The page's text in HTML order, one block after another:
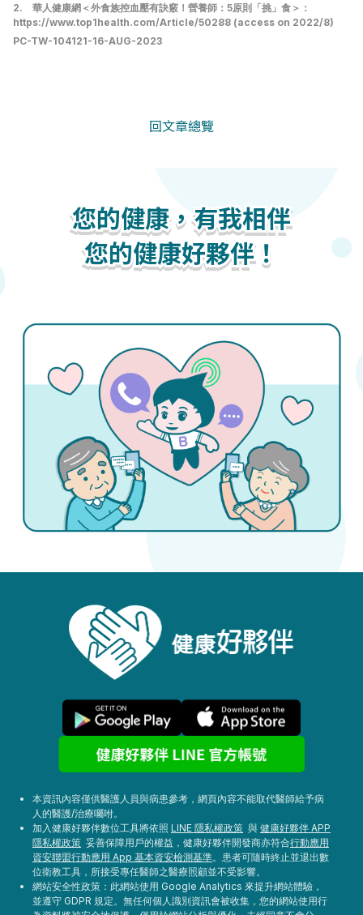
2. 華人健康網＜外食族控血壓有訣竅！營養師：5原則「挑」食＞：
https://www.top1health.com/Article/50288 (access on 2022/8)
PC-TW-104121-16-AUG-2023
回文章總覽
您的健康，有我相伴
您的健康好夥伴！
您的健康，有我相伴
您的健康好夥伴！
您的健康，有我相伴
您的健康好夥伴！
本資訊內容僅供醫護人員與病患參考，網頁內容不能取代醫師給予病
人的醫護/治療囑咐。
加入健康好夥伴數位工具將依照 LINE 隱私權政策 與 健康好夥伴 APP
隱私權政策 妥善保障用戶的權益，健康好夥伴開發商亦符合行動應用
資安聯盟行動應用 App 基本資安檢測基準。患者可隨時終止並退出數
位衛教工具，所接受專任醫師之醫療照顧並不受影響。
網站安全性政策：此網站使用 Google Analytics 來提升網站體驗，
並遵守 GDPR 規定。無任何個人識別資訊會被收集，您的網站使用行